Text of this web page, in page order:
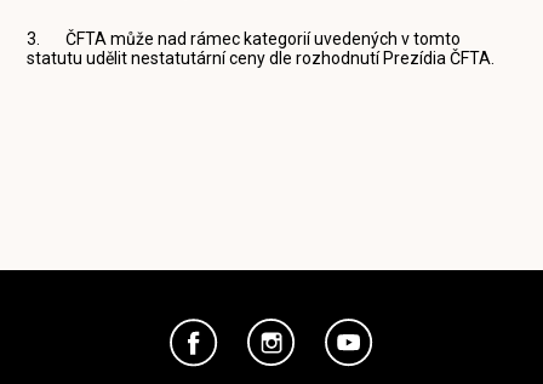
3. ČFTA může nad rámec kategorií uvedených v tomto
statutu udělit nestatutární ceny dle rozhodnutí Prezídia ČFTA.